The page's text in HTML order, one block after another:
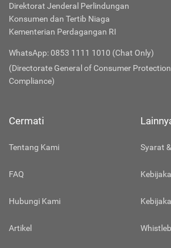
Direktorat Jenderal Perlindungan
Konsumen dan Tertib Niaga
Kementerian Perdagangan RI
WhatsApp: 0853 1111 1010 (Chat Only)
(Directorate General of Consumer
Compliance)
Cermati
Tentang Kami
FAQ
Hubungi Kami
Artikel
Syarat